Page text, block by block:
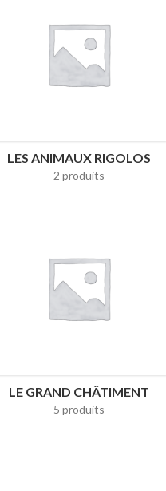
LES ANIMAUX RIGOLOS
2 produits
LE GRAND CHÂTIMENT
5 produits